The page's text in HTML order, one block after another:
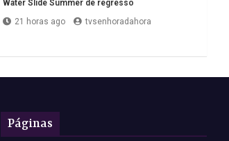
Water Slide Summer de regresso
21 horas ago
tvsenhoradahora
Páginas